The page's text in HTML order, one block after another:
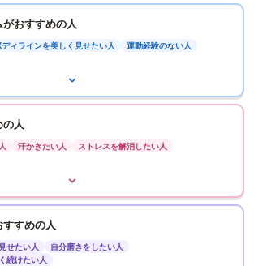
おすすめの人
ディラインを美しく見せたい人 運動経験のない人
の人
汗かきたい人 ストレスを解消したい人
すめの人
せたい人
自分磨きをしたい人
続けたい人